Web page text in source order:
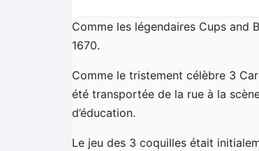
Comme les légendaires Cups and
1670.
Comme le tristement célèbre 3
été transportée de la rue à la
d’éducation.
Le jeu des 3 coquilles était